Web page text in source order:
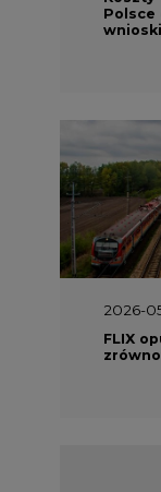
Polsce
2026-
FLIX